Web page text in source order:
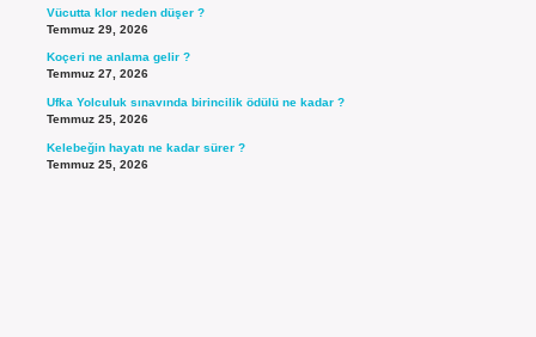
Vücutta klor neden düşer ?
Temmuz 29, 2026
Koçeri ne anlama gelir ?
Temmuz 27, 2026
Ufka Yolculuk sınavında birincilik ödülü ne kadar ?
Temmuz 25, 2026
Kelebeğin hayatı ne kadar sürer ?
Temmuz 25, 2026